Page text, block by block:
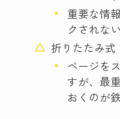
重要な情
クされな
折りたたみ式
ページを
すが、最
おくのが